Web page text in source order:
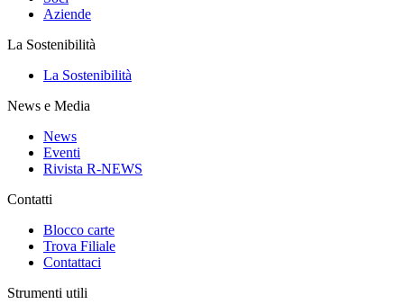
Aziende
La Sostenibilità
La Sostenibilità
News e Media
News
Eventi
Rivista R-NEWS
Contatti
Blocco carte
Trova Filiale
Contattaci
Strumenti utili